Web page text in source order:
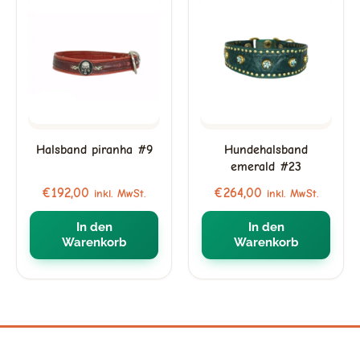
Halsband piranha #9
€192,00 inkl. MwSt.
In den
Warenkorb
Hundehalsband
emerald #23
€264,00 inkl. MwSt.
In den
Warenkorb